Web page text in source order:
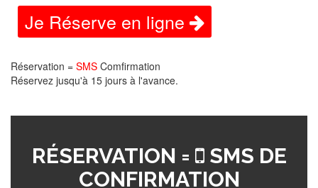
Je Réserve en ligne
Réservation = SMS Comfirmation
Réservez jusqu'à 15 jours à l'avance.
RÉSERVATION =
SMS DE
CONFIRMATION